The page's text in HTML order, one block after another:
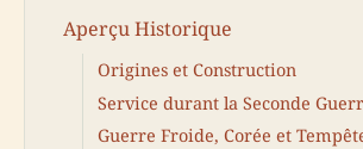
Aperçu Historique
Origines et Construction
Service durant la Seconde
Guerre Froide, Corée et